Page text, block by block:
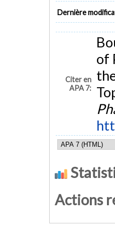
Dernière
Citer en
APA 7:
of
Actions